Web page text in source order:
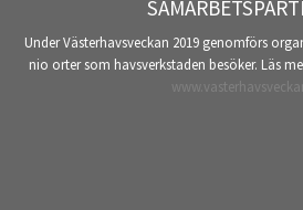
Under Västerhavsveckan 2019 genomförs
nio orter som havsverkstaden besöker. Läs